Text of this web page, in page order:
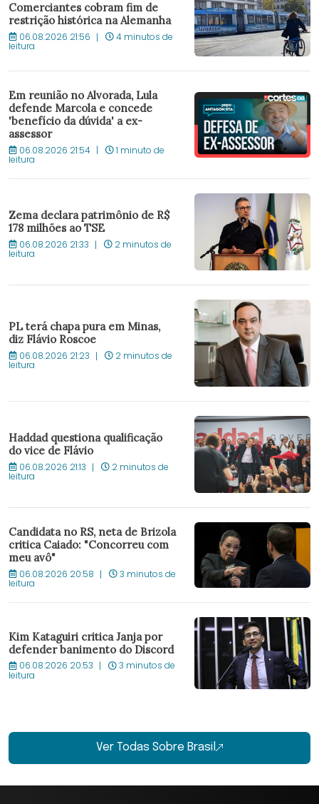
Comerciantes cobram fim de
restrição histórica na Alemanha
06.08.2026 21:56 4 minutos de
leitura
Em reunião no Alvorada, Lula
defende Marcola e concede
'benefício da dúvida' a ex-
assessor
06.08.2026 21:54 1 minuto de
leitura
Zema declara patrimônio de R$
178 milhões ao TSE
06.08.2026 21:33 2 minutos de
leitura
PL terá chapa pura em Minas,
diz Flávio Roscoe
06.08.2026 21:23 2 minutos de
leitura
Haddad questiona qualificação
do vice de Flávio
06.08.2026 21:13 2 minutos de
leitura
Candidata no RS, neta de Brizola
critica Caiado: "Concorreu com
meu avô"
06.08.2026 20:58 3 minutos de
leitura
Kim Kataguiri critica Janja por
defender banimento do Discord
06.08.2026 20:53 3 minutos de
leitura
Ver Todas Sobre Brasil